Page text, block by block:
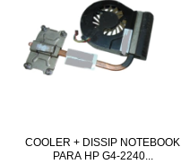
COOLER + DISSIP NOTEBOOK
PARA HP G4-2240...